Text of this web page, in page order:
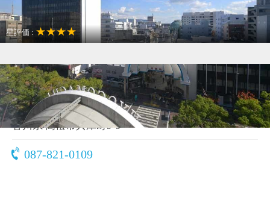
星評価 : ★★★★
女子だけの旅に最適
〒760-0024
香川県 高松市兵庫町9-9
087-821-0109